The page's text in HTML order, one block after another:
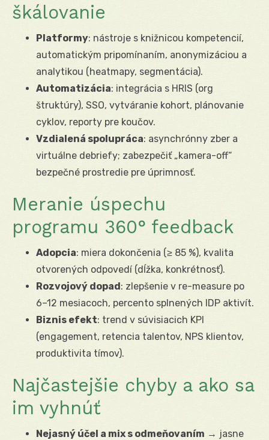
škálovanie
Platformy: nástroje s knižnicou kompetencií,
automatickým pripomínaním, anonymizáciou a
analytikou (heatmapy, segmentácia).
Automatizácia: integrácia s HRIS (org
štruktúry), SSO, vytváranie kohort, plánovanie
cyklov, reporty pre koučov.
Vzdialená spolupráca: asynchrónny zber a
virtuálne debriefy; zabezpečiť „kamera-off“
bezpečné prostredie pre úprimnosť.
Meranie úspechu
programu 360° feedback
Adopcia: miera dokončenia (≥ 85 %), kvalita
otvorených odpovedí (dĺžka, konkrétnosť).
Rozvojový dopad: zlepšenie v re-measure po
6–12 mesiacoch, percento splnených IDP aktivít.
Biznis efekt: trend v súvisiacich KPI
(engagement, retencia talentov, NPS klientov,
produktivita tímov).
Najčastejšie chyby a ako sa
im vyhnúť
Nejasný účel a mix s odmeňovaním → jasne